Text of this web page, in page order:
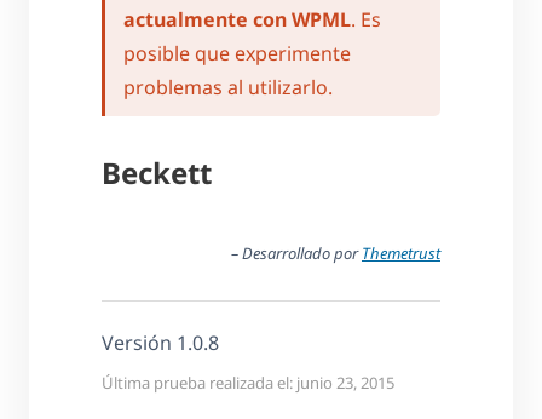
actualmente con WPML. Es
posible que experimente
problemas al utilizarlo.
Beckett
– Desarrollado porThemetrust
Versión 1.0.8
Última prueba realizada el: junio 23, 2015